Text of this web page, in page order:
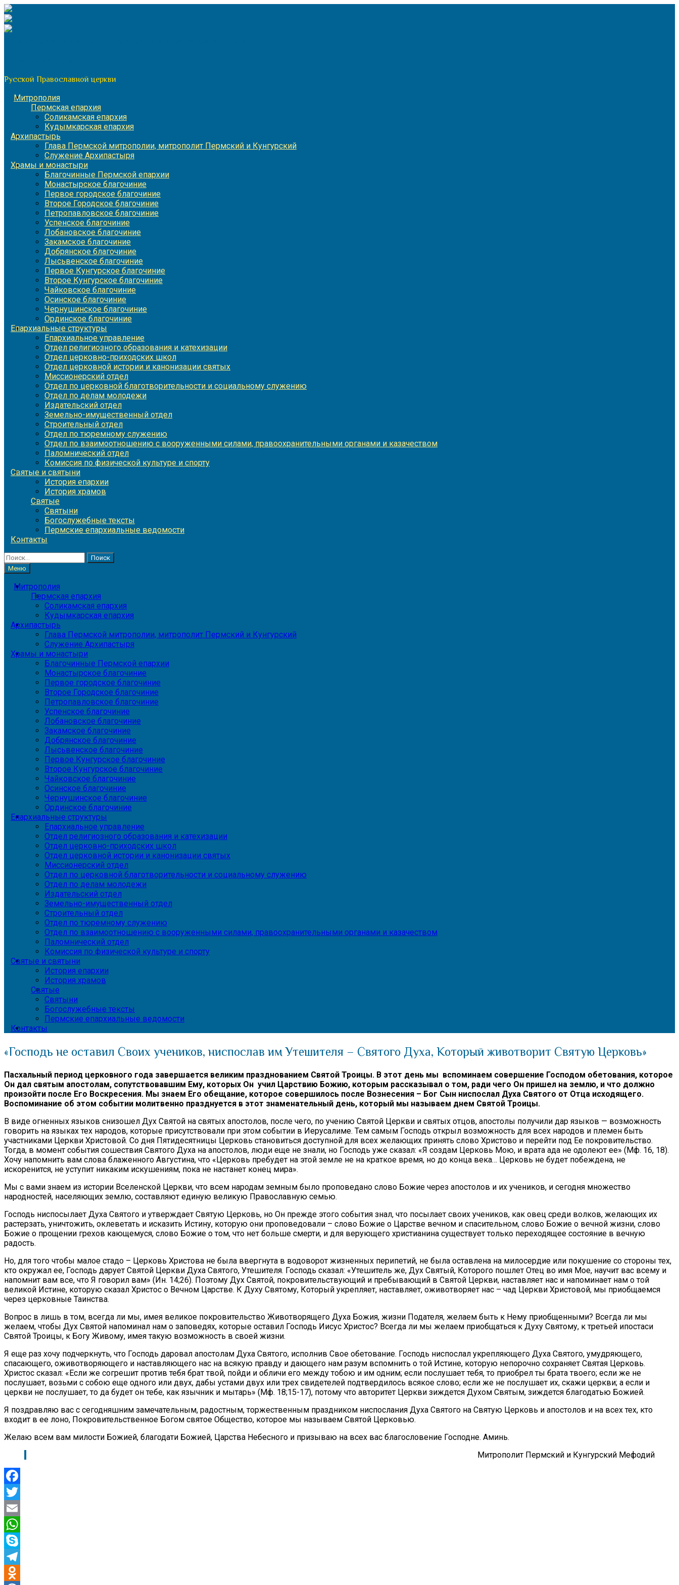
Перейти
к
содержимому
Русской Православной церкви
Митрополия
Пермская епархия
Соликамская епархия
Кудымкарская епархия
Архипастырь
Глава Пермской митрополии, митрополит Пермский и Кунгурский
Служение Архипастыря
Храмы и монастыри
Благочинные Пермской епархии
Монастырское благочиние
Первое городское благочиние
Второе Городское благочиние
Петропавловское благочиние
Успенское благочиние
Лобановское благочиние
Закамское благочиние
Добрянское благочиние
Лысьвенское благочиние
Первое Кунгурское благочиние
Второе Кунгурское благочиние
Чайковское благочиние
Осинское благочиние
Чернушинское благочиние
Ординское благочиние
Епархиальные структуры
Епархиальное управление
Отдел религиозного образования и катехизации
Отдел церковно-приходских школ
Отдел церковной истории и канонизации святых
Миссионерский отдел
Отдел по церковной благотворительности и социальному служению
Отдел по делам молодежи
Издательский отдел
Земельно-имущественный отдел
Строительный отдел
Отдел по тюремному служению
Отдел по взаимоотношению с вооруженными силами, правоохранительными органами и казачеством
Паломнический отдел
Комиссия по физической культуре и спорту
Святые и святыни
История епархии
История храмов
Святые
Святыни
Богослужебные тексты
Пермские епархиальные ведомости
Контакты
Найти:
Меню
Митрополия
Пермская епархия
Соликамская епархия
Кудымкарская епархия
Архипастырь
Глава Пермской митрополии, митрополит Пермский и Кунгурский
Служение Архипастыря
Храмы и монастыри
Благочинные Пермской епархии
Монастырское благочиние
Первое городское благочиние
Второе Городское благочиние
Петропавловское благочиние
Успенское благочиние
Лобановское благочиние
Закамское благочиние
Добрянское благочиние
Лысьвенское благочиние
Первое Кунгурское благочиние
Второе Кунгурское благочиние
Чайковское благочиние
Осинское благочиние
Чернушинское благочиние
Ординское благочиние
Епархиальные структуры
Епархиальное управление
Отдел религиозного образования и катехизации
Отдел церковно-приходских школ
Отдел церковной истории и канонизации святых
Миссионерский отдел
Отдел по церковной благотворительности и социальному служению
Отдел по делам молодежи
Издательский отдел
Земельно-имущественный отдел
Строительный отдел
Отдел по тюремному служению
Отдел по взаимоотношению с вооруженными силами, правоохранительными органами и казачеством
Паломнический отдел
Комиссия по физической культуре и спорту
Святые и святыни
История епархии
История храмов
Святые
Святыни
Богослужебные тексты
Пермские епархиальные ведомости
Контакты
«Господь не оставил Своих учеников, ниспослав им Утешителя – Святого Духа, Который животворит Святую Церковь»
Пасхальный период церковного года завершается великим празднованием Святой Троицы. В этот день мы вспоминаем совершение Господом обетования, которое
Он дал святым апостолам, сопутствовавшим Ему, которых Он учил Царствию Божию, которым рассказывал о том, ради чего Он пришел на землю, и что должно
произойти после Его Воскресения. Мы знаем Его обещание, которое совершилось после Вознесения – Бог Сын ниспослал Духа Святого от Отца исходящего.
Воспоминание об этом событии молитвенно празднуется в этот знаменательный день, который мы называем днем Святой Троицы.
В виде огненных языков снизошел Дух Святой на святых апостолов, после чего, по учению Святой Церкви и святых отцов, апостолы получили дар языков — возможность
говорить на языках тех народов, которые присутствовали при этом событии в Иерусалиме. Тем самым Господь открыл возможность для всех народов и племен быть
участниками Церкви Христовой. Со дня Пятидесятницы Церковь становиться доступной для всех желающих принять слово Христово и перейти под Ее покровительство.
Тогда, в момент события сошествия Святого Духа на апостолов, люди еще не знали, но Господь уже сказал: «Я создам Церковь Мою, и врата ада не одолеют ее» (Мф. 16, 18).
Хочу напомнить вам слова блаженного Августина, что «Церковь пребудет на этой земле не на краткое время, но до конца века… Церковь не будет побеждена, не
искоренится, не уступит никаким искушениям, пока не настанет конец мира».
Мы с вами знаем из истории Вселенской Церкви, что всем народам земным было проповедано слово Божие через апостолов и их учеников, и сегодня множество
народностей, населяющих землю, составляют единую великую Православную семью.
Господь ниспосылает Духа Святого и утверждает Святую Церковь, но Он прежде этого события знал, что посылает своих учеников, как овец среди волков, желающих их
растерзать, уничтожить, оклеветать и исказить Истину, которую они проповедовали – слово Божие о Царстве вечном и спасительном, слово Божие о вечной жизни, слово
Божие о прощении грехов кающемуся, слово Божие о том, что нет больше смерти, и для верующего христианина существует только переходящее состояние в вечную
радость.
Но, для того чтобы малое стадо – Церковь Христова не была ввергнута в водоворот жизненных перипетий, не была оставлена на милосердие или покушение со стороны тех,
кто окружал ее, Господь дарует Святой Церкви Духа Святого, Утешителя. Господь сказал: «Утешитель же, Дух Святый, Которого пошлет Отец во имя Мое, научит вас всему и
напомнит вам все, что Я говорил вам» (Ин. 14;26). Поэтому Дух Святой, покровительствующий и пребывающий в Святой Церкви, наставляет нас и напоминает нам о той
великой Истине, которую сказал Христос о Вечном Царстве. К Духу Святому, Который укрепляет, наставляет, оживотворяет нас – чад Церкви Христовой, мы приобщаемся
через церковные Таинства.
Вопрос в лишь в том, всегда ли мы, имея великое покровительство Животворящего Духа Божия, жизни Подателя, желаем быть к Нему приобщенными? Всегда ли мы
желаем, чтобы Дух Святой напоминал нам о заповедях, которые оставил Господь Иисус Христос? Всегда ли мы желаем приобщаться к Духу Святому, к третьей ипостаси
Святой Троицы, к Богу Живому, имея такую возможность в своей жизни.
Я еще раз хочу подчеркнуть, что Господь даровал апостолам Духа Святого, исполнив Свое обетование. Господь ниспослал укрепляющего Духа Святого, умудряющего,
спасающего, оживотворяющего и наставляющего нас на всякую правду и дающего нам разум вспомнить о той Истине, которую непорочно сохраняет Святая Церковь.
Христос сказал: «Если же согрешит против тебя брат твой, пойди и обличи его между тобою и им одним; если послушает тебя, то приобрел ты брата твоего; если же не
послушает, возьми с собою еще одного или двух, дабы устами двух или трех свидетелей подтвердилось всякое слово; если же не послушает их, скажи церкви; а если и
церкви не послушает, то да будет он тебе, как язычник и мытарь» (Мф. 18;15-17), потому что авторитет Церкви зиждется Духом Святым, зиждется благодатью Божией.
Я поздравляю вас с сегодняшним замечательным, радостным, торжественным праздником ниспослания Духа Святого на Святую Церковь и апостолов и на всех тех, кто
входит в ее лоно, Покровительственное Богом святое Общество, которое мы называем Святой Церковью.
Желаю всем вам милости Божией, благодати Божией, Царства Небесного и призываю на всех вас благословение Господне. Аминь.
Митрополит Пермский и Кунгурский Мефодий
Facebook
Twitter
Email
WhatsApp
Skype
Telegram